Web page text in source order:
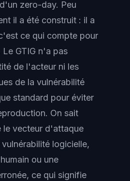
zero-day. Peu
il a été construit : il a
ce qui compte pour
Le GTIG n'a pas
de l'acteur ni les
de la vulnérabilité
standard pour éviter
On sait
le vecteur d'attaque
logicielle,
ou une
ce qui signifie